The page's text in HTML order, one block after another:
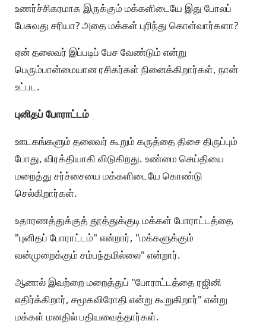
உணர்ச்சிகரமாக இருக்கும் மக்களிடையே இது போலப்
பேசுவது சரியா? அதை மக்கள் புரிந்து கொள்வார்களா?
ஏன் தலைவர் இப்படிப் பேச வேண்டும் என்று
பெரும்பான்மையான ரசிகர்கள் நினைக்கிறார்கள், நான்
உட்பட.
புனிதப் போராட்டம்
ஊடகங்களும் தலைவர் கூறும் கருத்தை திசை திருப்பும்
போது, விரக்தியாகி விடுகிறது. உண்மை செய்தியை
மறைத்து சர்ச்சையை மக்களிடையே கொண்டு
செல்கிறார்கள்.
உதாரணத்துக்குத் தூத்துக்குடி மக்கள் போராட்டத்தை
"புனிதப் போராட்டம்" என்றார், "மக்களுக்கும்
வன்முறைக்கும் சம்பந்தமில்லை" என்றார்.
ஆனால் இவற்றை மறைத்துப் "போராட்டத்தை ரஜினி
எதிர்க்கிறார், சமூகவிரோதி என்று கூறுகிறார்" என்று
மக்கள் மனதில் பதியவைத்தார்கள்.